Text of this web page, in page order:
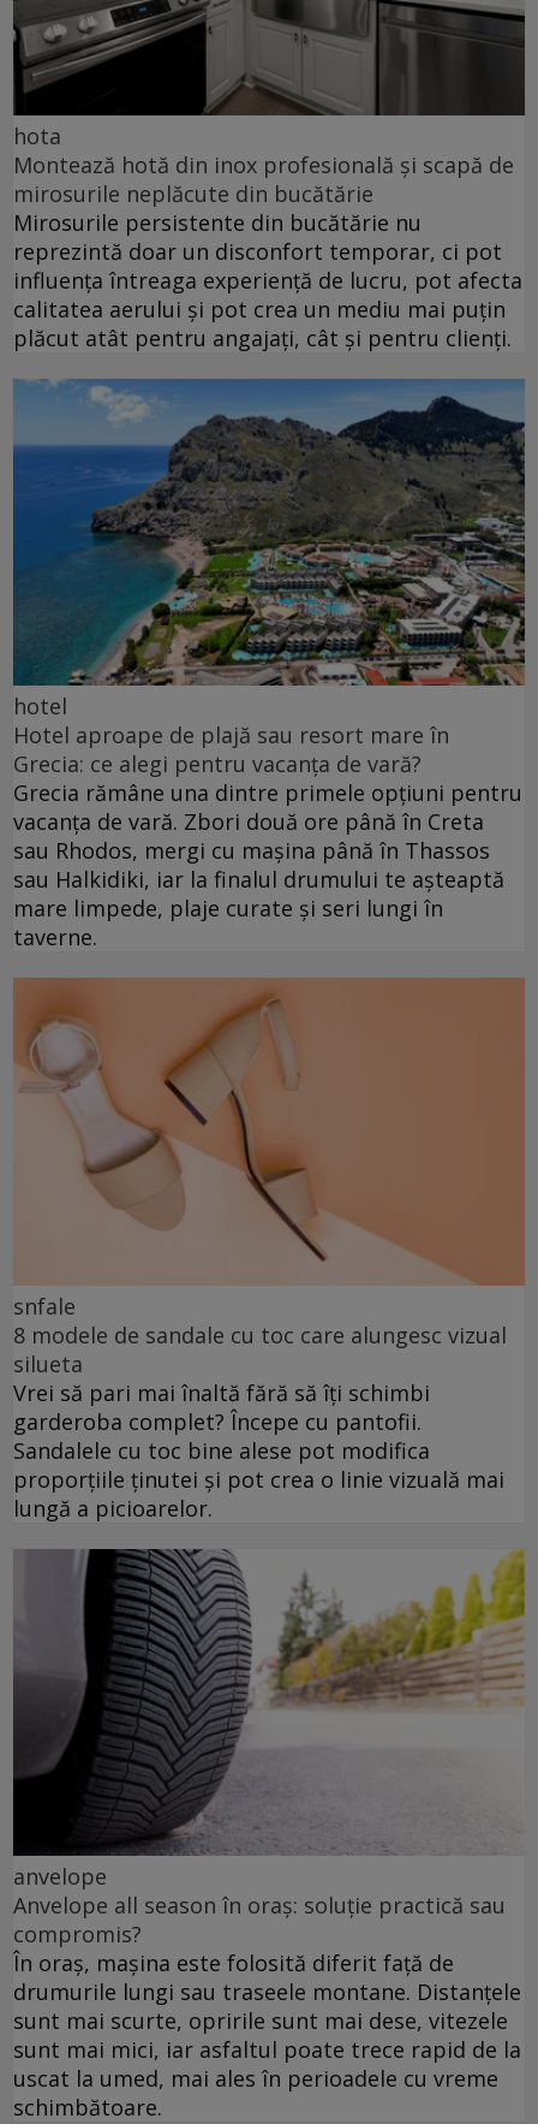
hota
Montează hotă din inox profesională și scapă de
mirosurile neplăcute din bucătărie
Mirosurile persistente din bucătărie nu
reprezintă doar un disconfort temporar, ci pot
influența întreaga experiență de lucru, pot afecta
calitatea aerului și pot crea un mediu mai puțin
plăcut atât pentru angajați, cât și pentru clienți.
hotel
Hotel aproape de plajă sau resort mare în
Grecia: ce alegi pentru vacanța de vară?
Grecia rămâne una dintre primele opțiuni pentru
vacanța de vară. Zbori două ore până în Creta
sau Rhodos, mergi cu mașina până în Thassos
sau Halkidiki, iar la finalul drumului te așteaptă
mare limpede, plaje curate și seri lungi în
taverne.
snfale
8 modele de sandale cu toc care alungesc vizual
silueta
Vrei să pari mai înaltă fără să îți schimbi
garderoba complet? Începe cu pantofii.
Sandalele cu toc bine alese pot modifica
proporțiile ținutei și pot crea o linie vizuală mai
lungă a picioarelor.
anvelope
Anvelope all season în oraș: soluție practică sau
compromis?
În oraș, mașina este folosită diferit față de
drumurile lungi sau traseele montane. Distanțele
sunt mai scurte, opririle sunt mai dese, vitezele
sunt mai mici, iar asfaltul poate trece rapid de la
uscat la umed, mai ales în perioadele cu vreme
schimbătoare.